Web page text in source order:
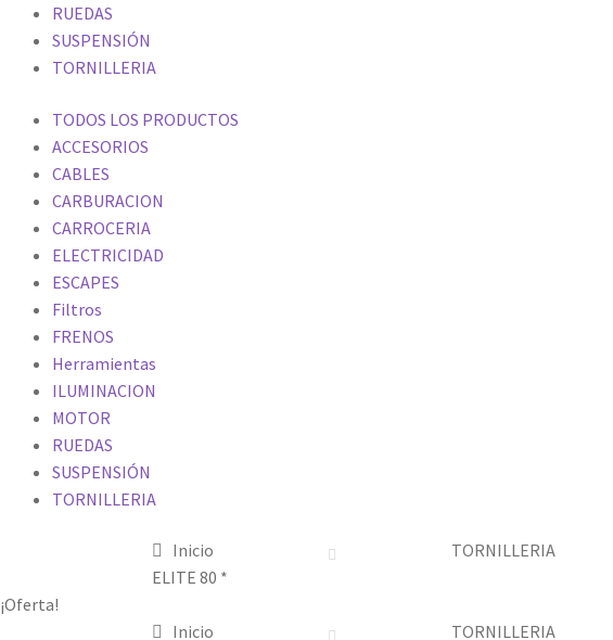
RUEDAS
SUSPENSIÓN
TORNILLERIA
TODOS LOS PRODUCTOS
ACCESORIOS
CABLES
CARBURACION
CARROCERIA
ELECTRICIDAD
ESCAPES
Filtros
FRENOS
Herramientas
ILUMINACION
MOTOR
RUEDAS
SUSPENSIÓN
TORNILLERIA
Inicio TORNILLERIA
ELITE 80 *
¡Oferta!
Inicio
TORNILLERIA